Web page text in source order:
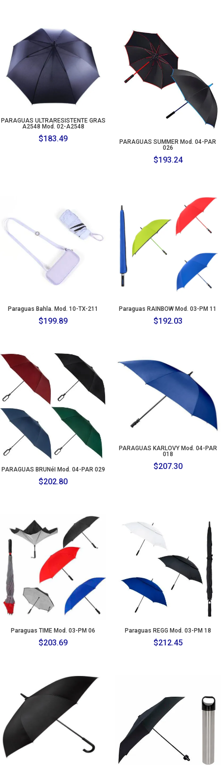
$183.28
PARAGUAS ULTRARESISTENTE GRAS
A2548 Mod. 02-A2548
$183.49
PARAGUAS SUMMER Mod. 04-PAR
026
$193.24
Paraguas Bahla. Mod. 10-TX-211
$199.89
Paraguas RAINBOW Mod. 03-PM 11
$192.03
PARAGUAS BRUNéI Mod. 04-PAR 029
$202.80
PARAGUAS KARLOVY Mod. 04-PAR
018
$207.30
Paraguas TIME Mod. 03-PM 06
$203.69
Paraguas REGG Mod. 03-PM 18
$212.45